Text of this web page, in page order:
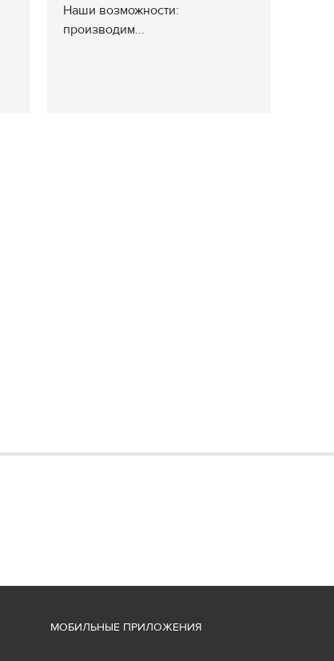
Наши возможности:
производим...
МОБИЛЬНЫЕ ПРИЛОЖЕНИЯ